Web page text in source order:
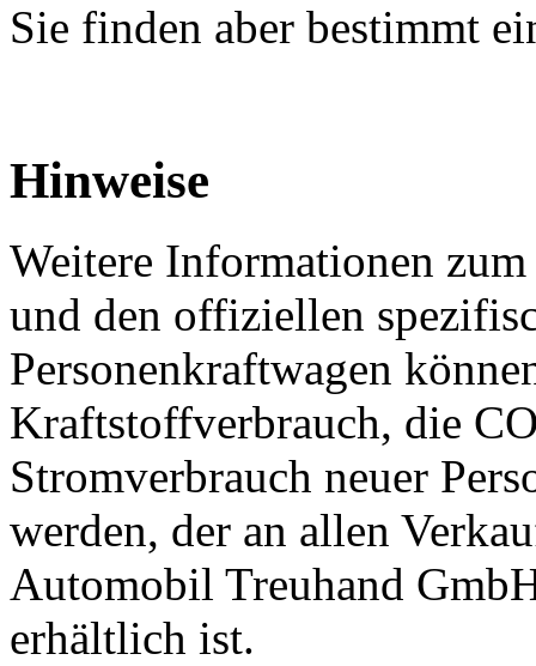
Sie finden aber bestimmt
Hinweise
Weitere Informationen
und den offiziellen
Personenkraftwagen
Kraftstoffverbrauch, die
Stromverbrauch neuer
werden, der an allen
Automobil Treuhand
erhältlich ist.